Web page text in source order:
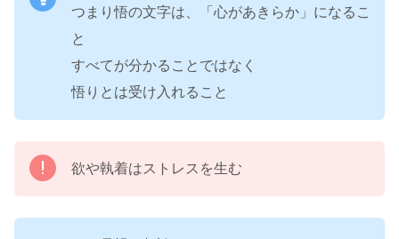
つまり悟の文字は、「心があきらか」になるこ
と
すべてが分かることではなく
悟りとは受け入れること
欲や執着はストレスを生む